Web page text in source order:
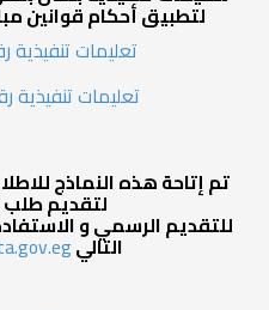
لتطبيق أحكام قوانين
تعليمات تنفيذية رقم 17
تعليمات تنفيذية رقم 25 لسنة
تم إتاحة هذه النماذج
لتقديم طلب
للتقديم الرسمي و
التالي